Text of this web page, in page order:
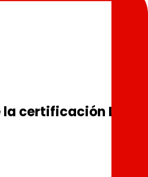
la certificación